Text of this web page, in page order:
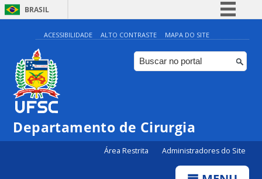
BRASIL
Simplifique!
Comunica BR
Participe
Canais
ACESSIBILIDADE ALTO CONTRASTE MAPA DO SITE
Departamento de Cirurgia
Área Restrita Administradores do Site